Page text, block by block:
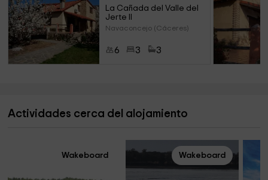
La Cañada del Valle del
Jerte II
Navaconcejo (Cáceres)
6 3 3
Actividades cerca del alojamiento
Wakeboard Wakeboard